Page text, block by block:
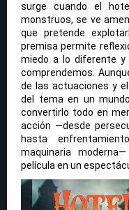
surge cuando el
monstruos, se ve
que pretende
premisa permite
miedo a lo diferente y
comprendemos.
de las actuaciones y
del tema en un
convertirlo todo en
acción —desde
hasta
maquinaria
película en un